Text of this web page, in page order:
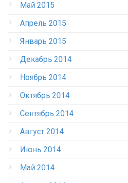
Май 2015
Апрель 2015
Январь 2015
Декабрь 2014
Ноябрь 2014
Октябрь 2014
Сентябрь 2014
Август 2014
Июнь 2014
Май 2014